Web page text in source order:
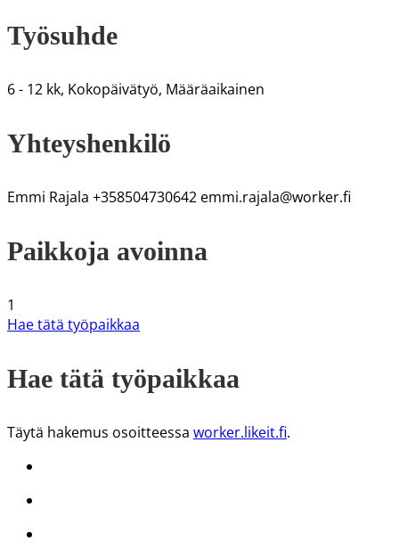
Työsuhde
6 - 12 kk, Kokopäivätyö, Määräaikainen
Yhteyshenkilö
Emmi Rajala +358504730642 emmi.rajala@worker.fi
Paikkoja avoinna
1
Hae tätä työpaikkaa
Hae tätä työpaikkaa
Täytä hakemus osoitteessa worker.likeit.fi.